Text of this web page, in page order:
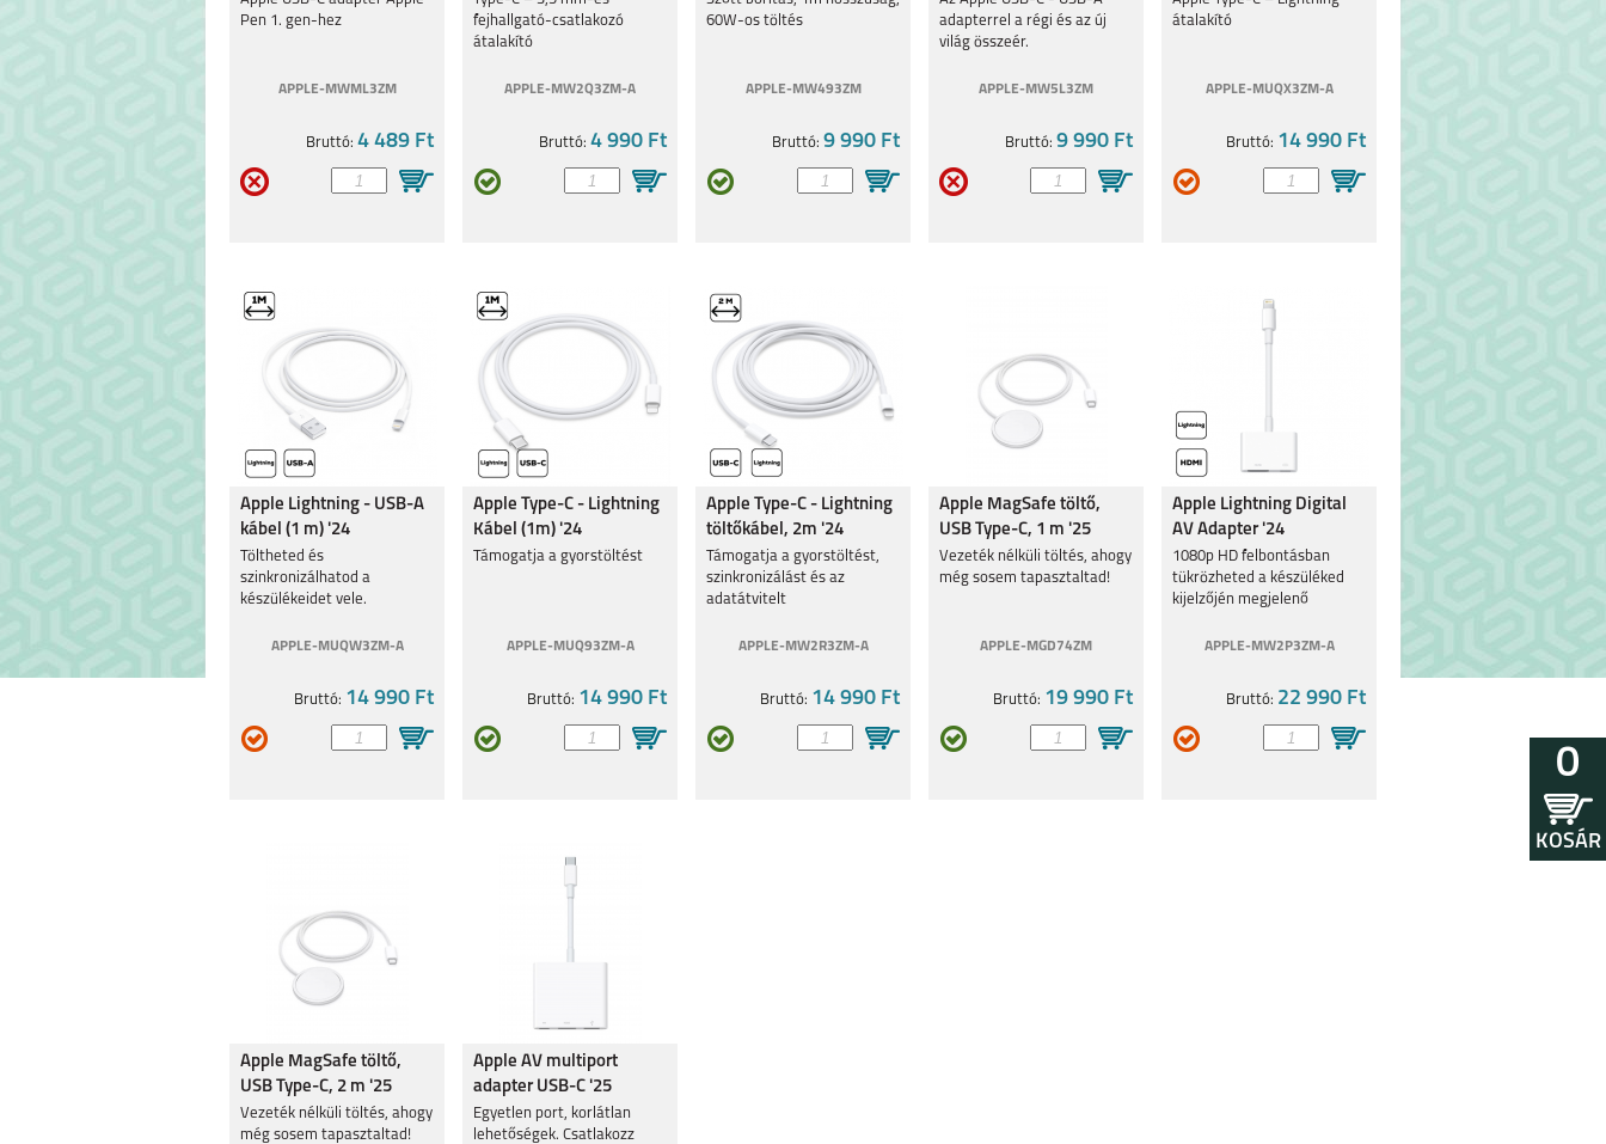
Pen 1. gen-hez
APPLE-MWML3ZM
Bruttó: 4 489 Ft
fejhallgató-csatlakozó
átalakító
APPLE-MW2Q3ZM-A
Bruttó: 4 990 Ft
60W-os töltés
APPLE-MW493ZM
Bruttó: 9 990 Ft
adapterrel a régi és az új
világ összeér.
APPLE-MW5L3ZM
Bruttó: 9 990 Ft
átalakító
APPLE-MUQX3ZM-A
Bruttó: 14 990 Ft
Apple Lightning - USB-A
kábel (1 m) '24
Töltheted és
szinkronizálhatod a
készülékeidet vele.
APPLE-MUQW3ZM-A
Bruttó: 14 990 Ft
Apple Type-C - Lightning
Kábel (1m) '24
Támogatja a gyorstöltést
APPLE-MUQ93ZM-A
Bruttó: 14 990 Ft
Apple Type-C - Lightning
töltőkábel, 2m '24
Támogatja a gyorstöltést,
szinkronizálást és az
adatátvitelt
APPLE-MW2R3ZM-A
Bruttó: 14 990 Ft
Apple MagSafe töltő,
USB Type-C, 1 m '25
Vezeték nélküli töltés, ahogy
még sosem tapasztaltad!
APPLE-MGD74ZM
Bruttó: 19 990 Ft
Apple Lightning Digital
AV Adapter '24
1080p HD felbontásban
tükrözheted a készüléked
kijelzőjén megjelenő
APPLE-MW2P3ZM-A
Bruttó: 22 990 Ft
Apple MagSafe töltő,
USB Type-C, 2 m '25
Vezeték nélküli töltés, ahogy
még sosem tapasztaltad!
Apple AV multiport
adapter USB-C '25
Egyetlen port, korlátlan
lehetőségek. Csatlakozz
0
KOSÁR